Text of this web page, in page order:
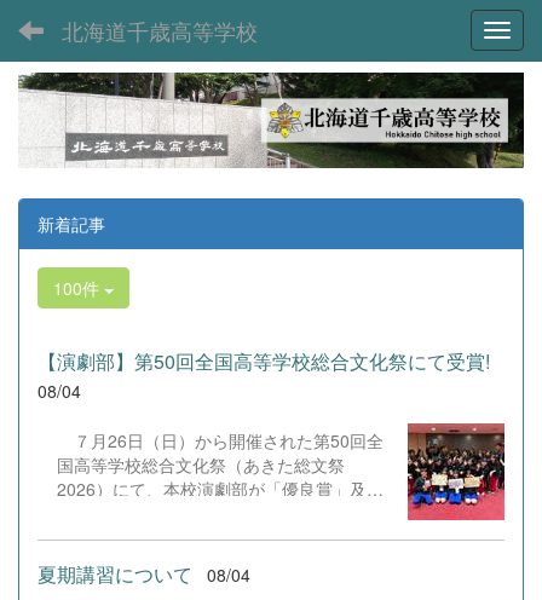
北海道千歳高等学校
新着記事
100件
【演劇部】第50回全国高等学校総合文化祭にて受賞!
08/04
７月26日（日）から開催された第50回全
国高等学校総合文化祭（あきた総文祭
2026）にて、本校演劇部が「優良賞」及び
日は、本校の部員たちもこれまで積み重ねて
きた練習の成果を存分に発揮し、堂々と舞台
に立ちました。緊張感のある全国の舞台にお
夏期講習について 08/04